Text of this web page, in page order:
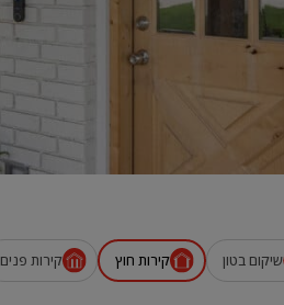
שיקום בטון קירות חוץ קירות פנים